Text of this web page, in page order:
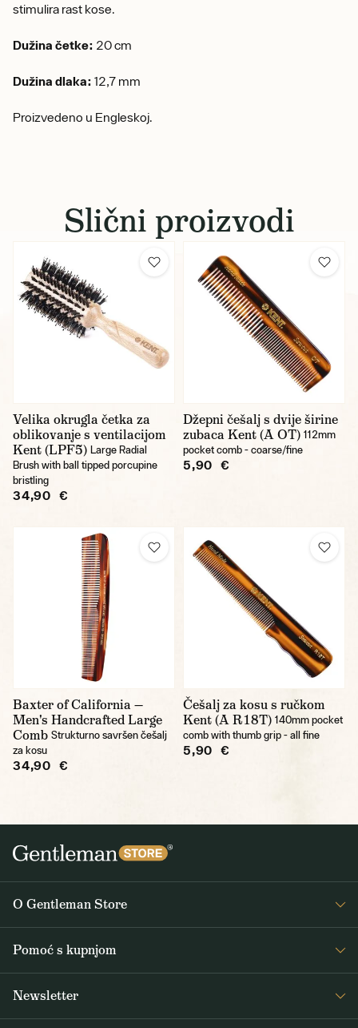
stimulira rast kose.
Dužina četke: 20 cm
Dužina dlaka: 12,7 mm
Proizvedeno u Engleskoj.
Slični proizvodi
Velika okrugla četka za
oblikovanje s ventilacijom
Kent (LPF5) Large Radial
Brush with ball tipped porcupine
bristling
34,90 €
Džepni češalj s dvije širine
zubaca Kent (A OT) 112mm
pocket comb - coarse/fine
5,90 €
Baxter of California —
Men's Handcrafted Large
Comb Strukturno savršen češalj
za kosu
34,90 €
Češalj za kosu s ručkom
Kent (A R18T) 140mm pocket
comb with thumb grip - all fine
5,90 €
O Gentleman Store
Pomoć s kupnjom
Newsletter